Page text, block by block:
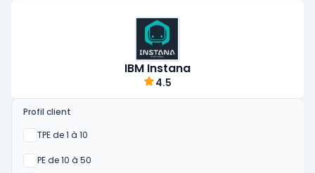
IBM Instana
4.5
Profil client
TPE de 1 à 10
Oui
PE de 10 à 50
Oui